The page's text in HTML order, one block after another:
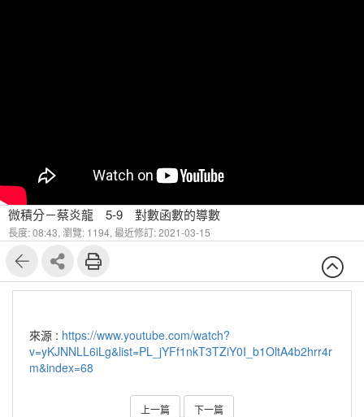
微積分－蔡炎龍 5-9 對數函數的導數
長度: 08:43, 瀏覽: 1194, 最近修訂: 2021-03-15
來源 : https://www.youtube.com/watch?
v=yKJNNLL6iLg&list=PL_jYFf1nkT3TZiY0I_b1OltA4b2hrr4r
m&index=68
上一篇 下一篇